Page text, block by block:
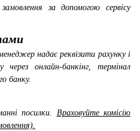
за допомогою сервісу
надає реквізити рахунку і
онлайн-банкінг, термінал
банку.
посилки. Враховуйте комісію